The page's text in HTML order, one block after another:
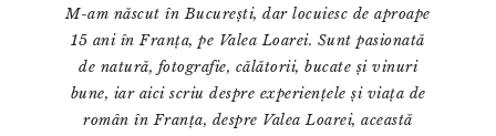
M-am născut în București, dar locuiesc de aproape
15 ani în Franța, pe Valea Loarei. Sunt pasionată
de natură, fotografie, călătorii, bucate și vinuri
bune, iar aici scriu despre experiențele și viața de
român în Franța, despre Valea Loarei, această